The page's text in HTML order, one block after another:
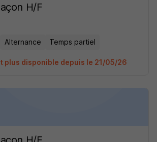
H/F
Alternance Temps partiel
plus disponible depuis le 21/05/26